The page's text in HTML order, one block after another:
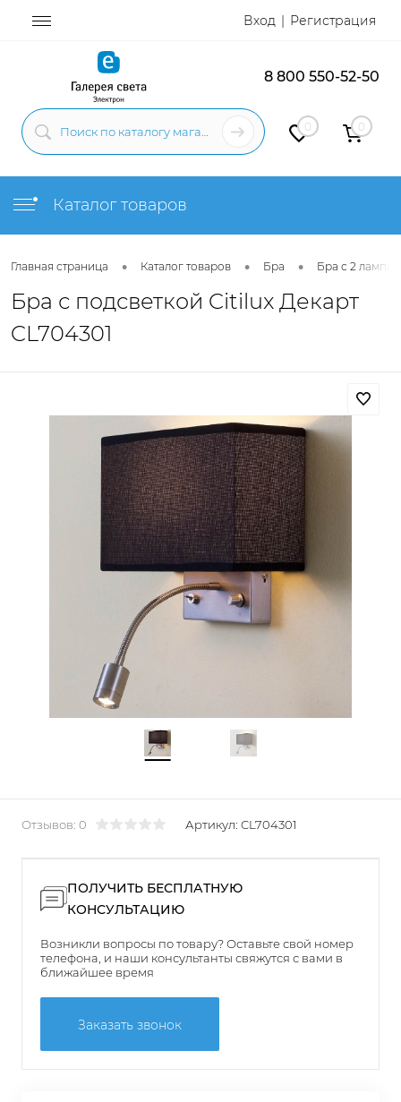
Вход Регистрация
8 800 550-52-50
0 0
Каталог товаров
Главная страница • Каталог товаров • Бра • Бра с 2
Бра с подсветкой Citilux Декарт
CL704301
Отзывов: 0 Артикул: CL704301
ПОЛУЧИТЬ БЕСПЛАТНУЮ
КОНСУЛЬТАЦИЮ
Возникли вопросы по товару? Оставьте свой номер
телефона, и наши консультанты свяжутся с вами в
ближайшее время
Заказать звонок